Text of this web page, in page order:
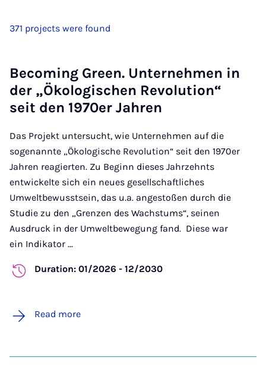
371 projects were found
Becoming Green. Unternehmen in
der „Ökologischen Revolution“
seit den 1970er Jahren
Das Projekt untersucht, wie Unternehmen auf die
sogenannte „Ökologische Revolution“ seit den 1970er
Jahren reagierten. Zu Beginn dieses Jahrzehnts
entwickelte sich ein neues gesellschaftliches
Umweltbewusstsein, das u.a. angestoßen durch die
Studie zu den „Grenzen des Wachstums“, seinen
Ausdruck in der Umweltbewegung fand. Diese war
ein Indikator ...
Duration: 01/2026 - 12/2030
Read more